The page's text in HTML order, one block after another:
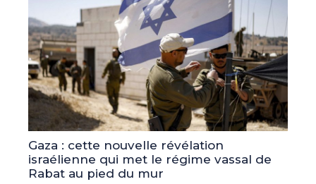
Gaza : cette nouvelle révélation
israélienne qui met le régime vassal de
Rabat au pied du mur